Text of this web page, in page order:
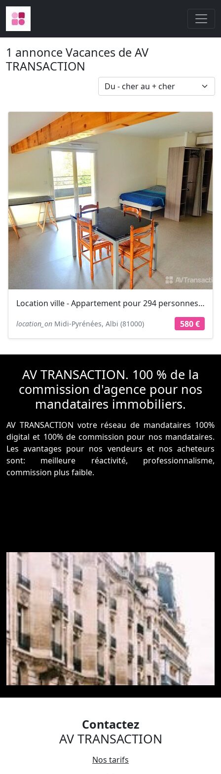
1 annonce Vacances de AV
TRANSACTION
Location ville - Appartement pour 294 personnes 580 € / Semaine
location_on Midi-Pyrénées, Albi (81000) 580 €
AV TRANSACTION. 100 % de la
commission d'agence pour nos
mandataires immobiliers.
AV TRANSACTION votre réseau de mandataires 100%
digital et 100% de commission pour nos mandataires.
Les avantages pour nos vendeurs et nos acheteurs
sont: meilleure réactivité, professionnalisme,
commission plus faible.
Contactez
AV TRANSACTION
Nos tarifs